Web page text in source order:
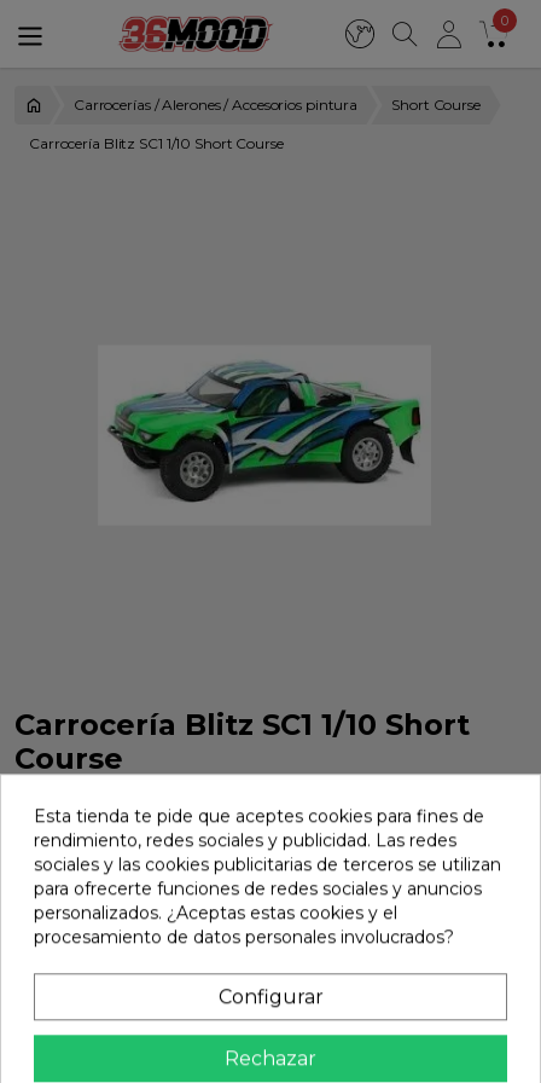
0
Carrocerías / Alerones / Accesorios pintura Short Course
Carrocería Blitz SC1 1/10 Short Course
Carrocería Blitz SC1 1/10 Short
Course
Marca: Blitz Ref:
29,60 €
Esta tienda te pide que aceptes cookies para fines de
rendimiento, redes sociales y publicidad. Las redes
sociales y las cookies publicitarias de terceros se utilizan
para ofrecerte funciones de redes sociales y anuncios
personalizados. ¿Aceptas estas cookies y el
procesamiento de datos personales involucrados?
Configurar
Rechazar